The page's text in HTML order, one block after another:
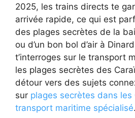
2025, les trains directs te
arrivée rapide, ce qui est
des plages secrètes de la
ou d’un bon bol d’air à
t’interroges sur le transport
les plages secrètes des
détour vers des sujets
sur plages secrètes dans les
transport maritime spécialisé.